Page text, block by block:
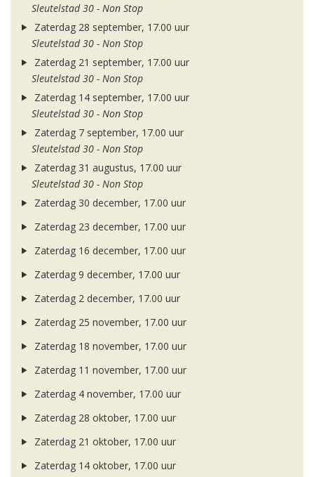
Sleutelstad 30 - Non Stop
Zaterdag 28 september, 17.00 uur
Sleutelstad 30 - Non Stop
Zaterdag 21 september, 17.00 uur
Sleutelstad 30 - Non Stop
Zaterdag 14 september, 17.00 uur
Sleutelstad 30 - Non Stop
Zaterdag 7 september, 17.00 uur
Sleutelstad 30 - Non Stop
Zaterdag 31 augustus, 17.00 uur
Sleutelstad 30 - Non Stop
Zaterdag 30 december, 17.00 uur
Zaterdag 23 december, 17.00 uur
Zaterdag 16 december, 17.00 uur
Zaterdag 9 december, 17.00 uur
Zaterdag 2 december, 17.00 uur
Zaterdag 25 november, 17.00 uur
Zaterdag 18 november, 17.00 uur
Zaterdag 11 november, 17.00 uur
Zaterdag 4 november, 17.00 uur
Zaterdag 28 oktober, 17.00 uur
Zaterdag 21 oktober, 17.00 uur
Zaterdag 14 oktober, 17.00 uur